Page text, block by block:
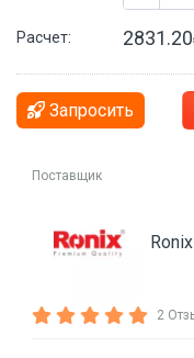
Расчет:
Запросить
Поставщик
Ronix
2